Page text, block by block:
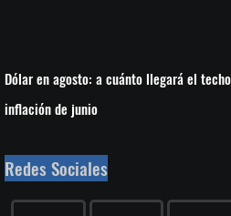
Dólar en agosto: a cuánto llegará el
inflación de junio
Redes Sociales